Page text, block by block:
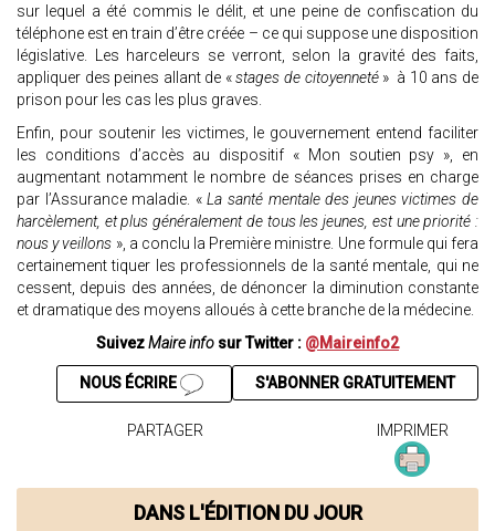
sur lequel a été commis le délit, et une peine de confiscation du
téléphone est en train d’être créée – ce qui suppose une disposition
législative. Les harceleurs se verront, selon la gravité des faits,
appliquer des peines allant de «stages de citoyenneté » à 10 ans de
prison pour les cas les plus graves.
Enfin, pour soutenir les victimes, le gouvernement entend faciliter
les conditions d’accès au dispositif « Mon soutien psy », en
augmentant notamment le nombre de séances prises en charge
par l’Assurance maladie. «La santé mentale des jeunes victimes de
harcèlement, et plus généralement de tous les jeunes, est une priorité :
nous y veillons », a conclu la Première ministre. Une formule qui fera
certainement tiquer les professionnels de la santé mentale, qui ne
cessent, depuis des années, de dénoncer la diminution constante
et dramatique des moyens alloués à cette branche de la médecine.
SuivezMaire info sur Twitter : @Maireinfo2
S'ABONNER GRATUITEMENT
NOUS ÉCRIRE
PARTAGER IMPRIMER
DANS L'ÉDITION DU JOUR